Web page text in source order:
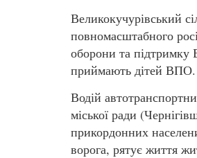
Великокучурівський
повномасштабного
оборони та підтримку
приймають дітей ВПО.
Водій
міської ради
прикордонних
ворога, рятує життя